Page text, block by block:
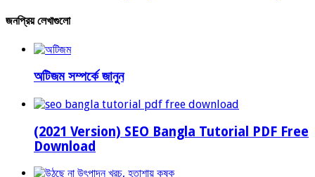
জনপ্রিয় লেখাগুলো
অটিজম সম্পর্কে জানুন
(2021 Version) SEO Bangla Tutorial PDF Free
Download